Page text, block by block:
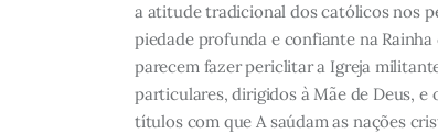
a atitude tradicional dos católicos nos
piedade profunda e confiante na
parecem fazer periclitar a Igreja
particulares, dirigidos à Mãe de Deus, e
títulos com que A saúdam as nações